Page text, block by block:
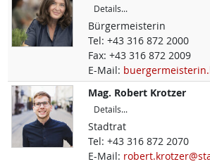
Details...
Bürgermeisterin
Tel: +43 316 872 2000
Fax: +43 316 872 2009
E-Mail:
Mag. Robert Krotzer
Details...
Stadtrat
Tel: +43 316 872 2070
E-Mail: